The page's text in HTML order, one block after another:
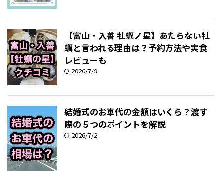
【富山・入善 牡蠣ノ星】あたらない牡
蠣と言われる理由は？予約方法や実食
レビューも
2026/7/9
結婚式のお車代の金額はいくら？渡す
際の５つのポイントを解説
2026/7/2